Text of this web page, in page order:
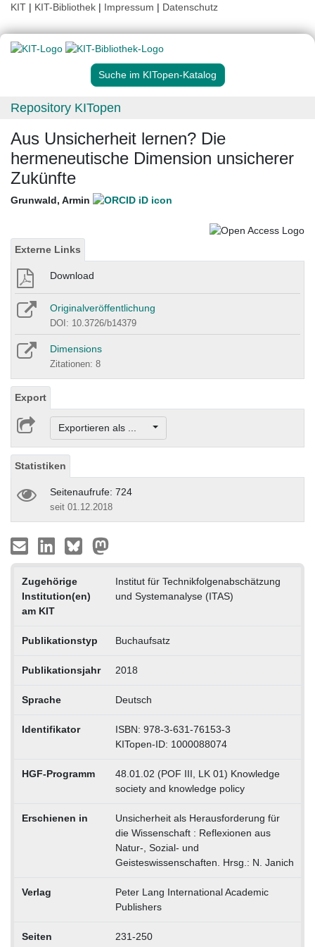
KIT | KIT-Bibliothek | Impressum | Datenschutz
Suche im KITopen-Katalog
Repository KITopen
Aus Unsicherheit lernen? Die
hermeneutische Dimension unsicherer
Zukünfte
Grunwald, Armin
Externe Links
Download
Originalveröffentlichung
DOI: 10.3726/b14379
Dimensions
Zitationen: 8
Export
Exportieren als ...
Statistiken
Seitenaufrufe: 724
seit 01.12.2018
Zugehörige
Institution(en)
am KIT
Institut für Technikfolgenabschätzung
und Systemanalyse (ITAS)
Publikationstyp Buchaufsatz
Publikationsjahr 2018
Sprache Deutsch
Identifikator
ISBN: 978-3-631-76153-3
KITopen-ID: 1000088074
HGF-Programm
48.01.02 (POF III, LK 01) Knowledge
society and knowledge policy
Erschienen in
Unsicherheit als Herausforderung für
die Wissenschaft : Reflexionen aus
Natur-, Sozial- und
Geisteswissenschaften. Hrsg.: N. Janich
Verlag
Peter Lang International Academic
Publishers
Seiten 231-250